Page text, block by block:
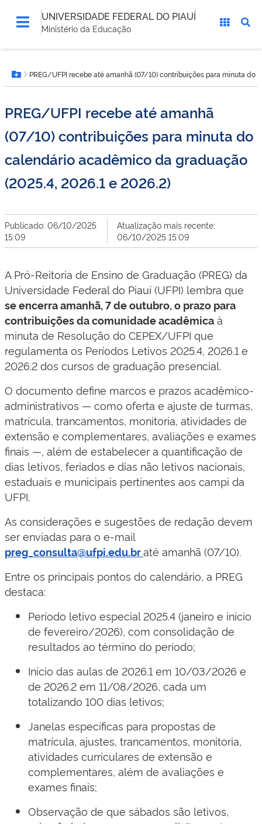
UNIVERSIDADE FEDERAL DO PIAUÍ
Ministério da Educação
está
aqui:Botão Menu
PREG/UFPI recebe até amanhã (07/10) contribuições para minuta do
PREG/UFPI recebe até amanhã
(07/10) contribuições para minuta do
calendário acadêmico da graduação
(2025.4, 2026.1 e 2026.2)
Publicado: 06/10/2025
15:09
Atualização mais recente:
06/10/2025 15:09
A Pró-Reitoria de Ensino de Graduação (PREG) da
Universidade Federal do Piauí (UFPI) lembra que
se encerra amanhã, 7 de outubro, o prazo para
contribuições da comunidade acadêmica à
minuta de Resolução do CEPEX/UFPI que
regulamenta os Períodos Letivos 2025.4, 2026.1 e
2026.2 dos cursos de graduação presencial.
O documento define marcos e prazos acadêmico-
administrativos — como oferta e ajuste de turmas,
matrícula, trancamentos, monitoria, atividades de
extensão e complementares, avaliações e exames
finais —, além de estabelecer a quantificação de
dias letivos, feriados e dias não letivos nacionais,
estaduais e municipais pertinentes aos campi da
UFPI.
As considerações e sugestões de redação devem
ser enviadas para o e-mail
preg_consulta@ufpi.edu.braté amanhã (07/10).
Entre os principais pontos do calendário, a PREG
destaca:
Período letivo especial 2025.4 (janeiro e início
de fevereiro/2026), com consolidação de
resultados ao término do período;
Início das aulas de 2026.1 em 10/03/2026 e
de 2026.2 em 11/08/2026, cada um
totalizando 100 dias letivos;
Janelas específicas para propostas de
matrícula, ajustes, trancamentos, monitoria,
atividades curriculares de extensão e
complementares, além de avaliações e
exames finais;
Observação de que sábados são letivos,